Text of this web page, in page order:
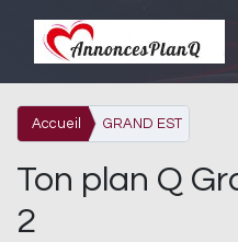
Accueil GRAND EST
Ton plan Q
2